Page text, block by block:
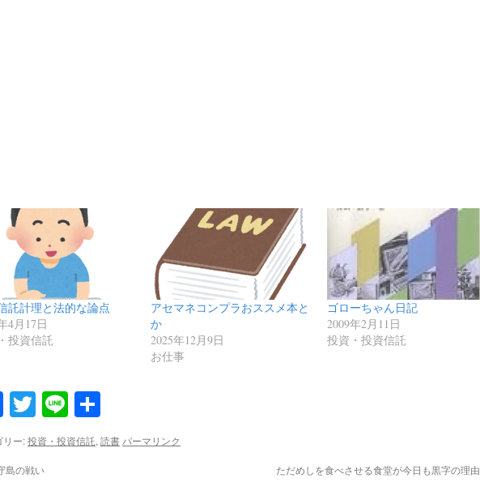
託計理と法的な論点
4月17日
投資信託
アセマネコンプラおススメ本と
か
2025年12月9日
お仕事
ゴローちゃん日記
2009年2月11日
投資・投資信託
Facebook
Twitter
Line
有
リー:投資・投資信託, 読書 パーマリンク
島の戦い ただめしを食べさせる食堂が今日も黒字の理由